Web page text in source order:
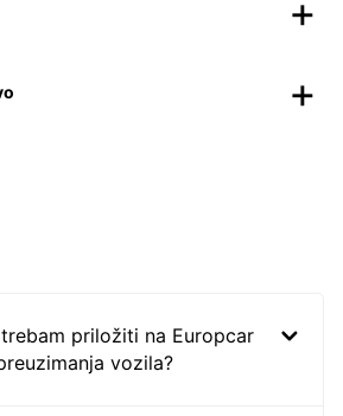
priložiti na Europcar
vozila?